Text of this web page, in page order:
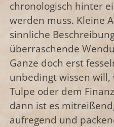
chronologisch hinter
werden muss. Kleine
sinnliche
überraschende
Ganze doch erst
unbedingt wissen
Tulpe oder dem
dann ist es
aufregend und